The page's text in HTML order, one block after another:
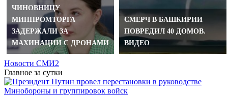
ЧИНОВНИЦУ
МИНПРОМТОРГА
ЗАДЕРЖАЛИ ЗА
МАХИНАЦИИ С ДРОНАМИ
СМЕРЧ В БАШКИРИИ
ПОВРЕДИЛ 40 ДОМОВ.
ВИДЕО
Новости СМИ2
Главное за сутки